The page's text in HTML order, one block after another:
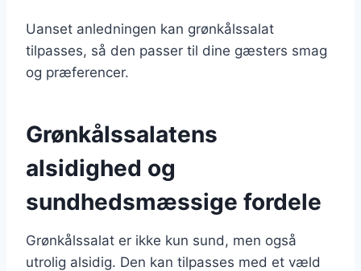
Uanset anledningen kan grønkålssalat
tilpasses, så den passer til dine gæsters smag
og præferencer.
Grønkålssalatens
alsidighed og
sundhedsmæssige fordele
Grønkålssalat er ikke kun sund, men også
utrolig alsidig. Den kan tilpasses med et væld